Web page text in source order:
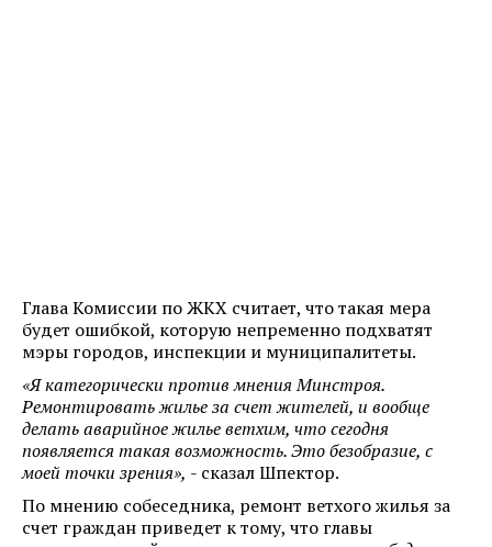
Глава Комиссии по ЖКХ считает, что такая мера
будет ошибкой, которую непременно подхватят
мэры городов, инспекции и муниципалитеты.
«Я категорически против мнения Минстроя.
Ремонтировать жилье за счет жителей, и вообще
делать аварийное жилье ветхим, что сегодня
появляется такая возможность. Это безобразие, с
моей точки зрения», - сказал Шпектор.
По мнению собеседника, ремонт ветхого жилья за
счет граждан приведет к тому, что главы